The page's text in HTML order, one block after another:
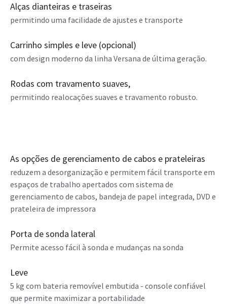
Alças dianteiras e traseiras
permitindo uma facilidade de ajustes e transporte
Carrinho simples e leve (opcional)
com design moderno da linha Versana de última geração.
Rodas com travamento suaves,
permitindo realocações suaves e travamento robusto.
As opções de gerenciamento de cabos e prateleiras
reduzem a desorganização e permitem fácil transporte em
espaços de trabalho apertados com sistema de
gerenciamento de cabos, bandeja de papel integrada, DVD e
prateleira de impressora
Porta de sonda lateral
Permite acesso fácil à sonda e mudanças na sonda
Leve
5 kg com bateria removível embutida - console confiável
que permite maximizar a portabilidade